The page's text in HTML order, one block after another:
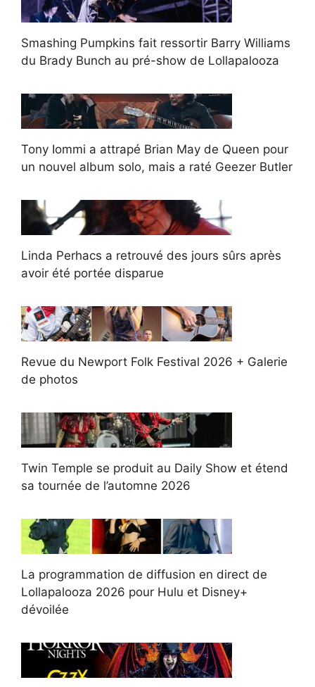
Smashing Pumpkins fait ressortir Barry Williams
du Brady Bunch au pré-show de Lollapalooza
Tony Iommi a attrapé Brian May de Queen pour
un nouvel album solo, mais a raté Geezer Butler
Linda Perhacs a retrouvé des jours sûrs après
avoir été portée disparue
Revue du Newport Folk Festival 2026 + Galerie
de photos
Twin Temple se produit au Daily Show et étend
sa tournée de l’automne 2026
La programmation de diffusion en direct de
Lollapalooza 2026 pour Hulu et Disney+
dévoilée